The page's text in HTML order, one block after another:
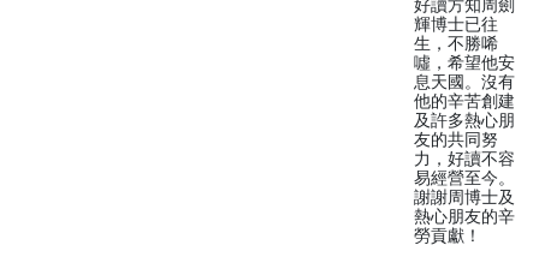
好讀方知周劍
輝博士已往
生，不勝唏
噓，希望他安
息天國。沒有
他的辛苦創建
及許多熱心朋
友的共同努
力，好讀不容
易經營至今。
謝謝周博士及
熱心朋友的辛
勞貢獻！